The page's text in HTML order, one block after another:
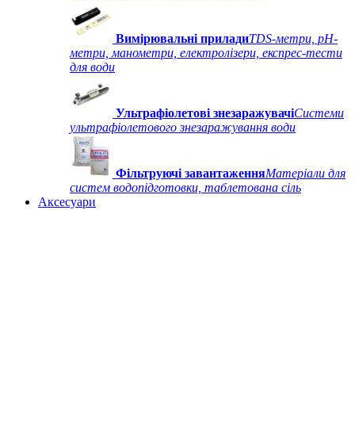
Вимірювальні приладиTDS-метри, рН-
метри, манометри, електролізери, експрес-тести
для води
Ультрафіолетові знезаражувачіСистеми
ультрафіолетового знезаражування води
Фільтруючі завантаженняМатеріали для
систем водопідготовки, таблетована сіль
Аксесуари